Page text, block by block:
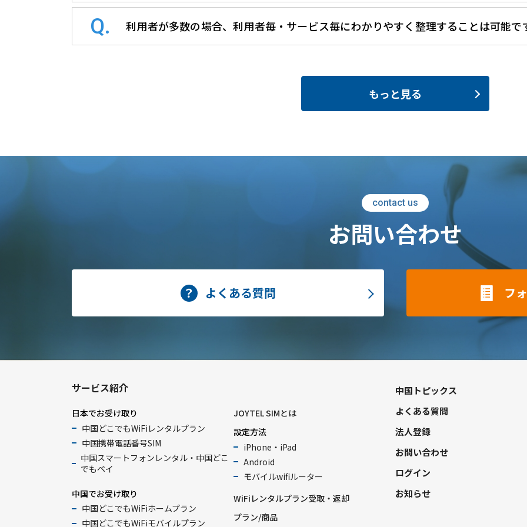
利用者が多数の場合、利用者毎・サービス毎にわかりやすく整理することは可能で
もっと見る
contact us
お問い合わせ
よくある質問 フ
サービス紹介
日本でお受け取り
中国どこでもWiFiレンタルプラン
中国携帯電話番号SIM
中国スマートフォンレンタル・中国どこ
でもペイ
中国でお受け取り
中国どこでもWiFiホームプラン
中国どこでもWiFiモバイルプラン
JOYTEL SIMとは
設定方法
iPhone・iPad
Android
モバイルwifiルーター
WiFiレンタルプラン受取・返却
プラン/商品
中国トピックス
よくある質問
法人登録
お問い合わせ
ログイン
お知らせ